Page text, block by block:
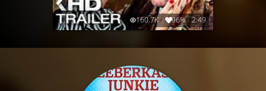
160.7K 96% 2:49